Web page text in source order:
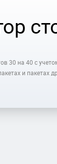
30 на 40 с
и пакетах